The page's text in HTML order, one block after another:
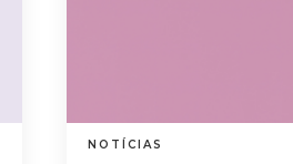
NOTÍCIAS